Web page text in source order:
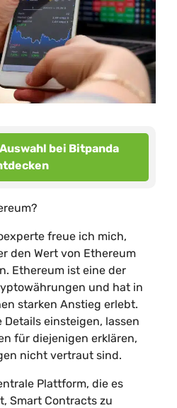
bei Bitpanda
freue ich mich,
den Wert von Ethereum
Ethereum ist eine der
und hat in
starken Anstieg erlebt.
einsteigen, lassen
für diejenigen erklären,
nicht vertraut sind.
Plattform, die es
Smart Contracts zu